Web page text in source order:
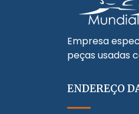
Empresa
peças usadas
ENDEREÇO